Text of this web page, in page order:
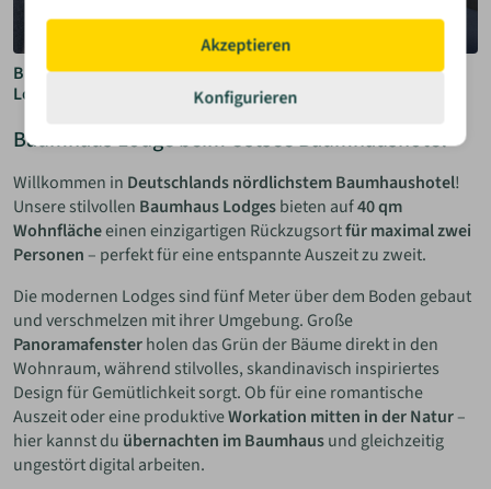
Blick von einer Baumhaus Lodge auf einen Wald mit einem
Lounge-Sitzsack auf der Terrasse
Baumhaus Lodge beim Ostsee Baumhaushotel
Willkommen in Deutschlands nördlichstem Baumhaushotel!
Unsere stilvollen Baumhaus Lodgesbieten auf40 qm
Wohnflächeeinen einzigartigen Rückzugsortfür maximal zwei
Personen – perfekt für eine entspannte Auszeit zu zweit.
Die modernen Lodges sind fünf Meter über dem Boden gebaut
und verschmelzen mit ihrer Umgebung. Große
Panoramafensterholen das Grün der Bäume direkt in den
Wohnraum, während stilvolles, skandinavisch inspiriertes
Design für Gemütlichkeit sorgt. Ob für eine romantische
Auszeit oder eine produktiveWorkation mitten in der Natur–
hier kannst du übernachten im Baumhausund gleichzeitig
ungestört digital arbeiten.
Akzeptieren
Konfigurieren